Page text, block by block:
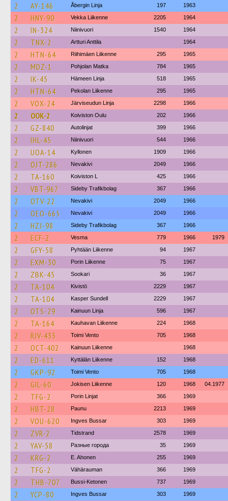
2 AY-146 Åbergin Linja 197 1963
2 HNY-90 Vekka Liikenne 2205 1964
2 IN-324 Niinivuori 1540 1964
2 TNX-2 Artturi Anttila 1964
2 HTN-64 Riihimäen Liikenne 295 1965
2 MDZ-1 Pohjolan Matka 784 1965
2 IK-45 Hämeen Linja 518 1965
2 HTN-64 Pekolan Liikenne 295 1965
2 VOX-24 Järviseudun Linja 2298 1966
2 OOK-2 Koiviston Oulu 202 1966
2 GZ-840 Autolinjat 399 1966
2 IHL-45 Niinivuori 544 1966
2 UOA-14 Kyllonen 1909 1966
2 OJT-286 Nevakivi 2049 1966
2 TA-160 Koiviston L 425 1966
2 VBT-967 Sideby Trafikbolag 367 1966
2 OTV-22 Nevakivi 2049 1966
2 OEO-665 Nevakivi 2049 1966
2 HZJ-98 Sideby Trafikbolag 367 1966
2 ECF-2 Vesma 779 1966 1979
2 GFY-58 Pyhtään Liikenne 94 1967
2 EXM-30 Porin Liikenne 75 1967
2 ZBK-45 Sookari 36 1967
2 TA-104 Kivistö 2229 1967
2 TA-104 Kasper Sundell 2229 1967
2 OTS-29 Kainuun Linja 596 1967
2 TA-164 Kauhavan Liikenne 224 1968
2 RJV-435 Toimi Vento 705 1968
2 OCT-402 Kainuun Liikenne 1968
2 ED-611 Kyttälän Liikenne 152 1968
2 GKP-92 Toimi Vento 705 1968
2 GIL-60 Jokisen Liikenne 120 1968 04.1977
2 TFG-2 Porin Linjat 366 1969
2 HBT-28 Paunu 2213 1969
2 VOU-620 Ingves Bussar 303 1969
2 ZVR-2 Tidstrand 2578 1969
2 YAV-58 Разные города 35 1969
2 KRG-2 E. Ahonen 255 1969
2 TFG-2 Vähärauman 366 1969
2 THB-707 Bussi-Ketonen 737 1969
2 YCP-80 Ingves Bussar 303 1969